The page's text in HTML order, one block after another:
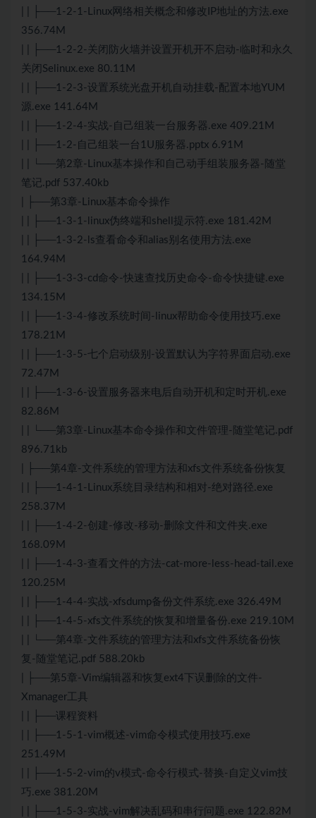
| | ├──1-2-1-Linux网络相关概念和修改IP地址的方法.exe
356.74M
| | ├──1-2-2-关闭防火墙并设置开机开不启动-临时和永久
关闭Selinux.exe 80.11M
| | ├──1-2-3-设置系统光盘开机自动挂载-配置本地YUM
源.exe 141.64M
| | ├──1-2-4-实战-自己组装一台服务器.exe 409.21M
| | ├──1-2-自己组装一台1U服务器.pptx 6.91M
| | └──第2章-Linux基本操作和自己动手组装服务器-随堂
笔记.pdf 537.40kb
| ├──第3章-Linux基本命令操作
| | ├──1-3-1-linux伪终端和shell提示符.exe 181.42M
| | ├──1-3-2-ls查看命令和alias别名使用方法.exe
164.94M
| | ├──1-3-3-cd命令-快速查找历史命令-命令快捷键.exe
134.15M
| | ├──1-3-4-修改系统时间-linux帮助命令使用技巧.exe
178.21M
| | ├──1-3-5-七个启动级别-设置默认为字符界面启动.exe
72.47M
| | ├──1-3-6-设置服务器来电后自动开机和定时开机.exe
82.86M
| | └──第3章-Linux基本命令操作和文件管理-随堂笔记.pdf
896.71kb
| ├──第4章-文件系统的管理方法和xfs文件系统备份恢复
| | ├──1-4-1-Linux系统目录结构和相对-绝对路径.exe
258.37M
| | ├──1-4-2-创建-修改-移动-删除文件和文件夹.exe
168.09M
| | ├──1-4-3-查看文件的方法-cat-more-less-head-tail.exe
120.25M
| | ├──1-4-4-实战-xfsdump备份文件系统.exe 326.49M
| | ├──1-4-5-xfs文件系统的恢复和增量备份.exe 219.10M
| | └──第4章-文件系统的管理方法和xfs文件系统备份恢
复-随堂笔记.pdf 588.20kb
| ├──第5章-Vim编辑器和恢复ext4下误删除的文件-
Xmanager工具
| | ├──课程资料
| | ├──1-5-1-vim概述-vim命令模式使用技巧.exe
251.49M
| | ├──1-5-2-vim的v模式-命令行模式-替换-自定义vim技
巧.exe 381.20M
| | ├──1-5-3-实战-vim解决乱码和串行问题.exe 122.82M